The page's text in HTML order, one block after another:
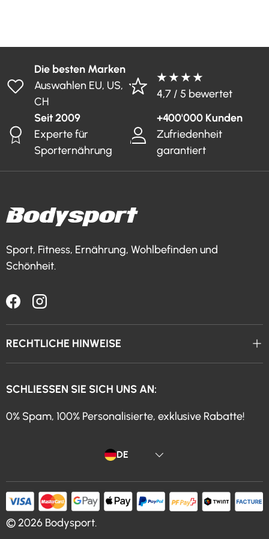
Die besten Marken
Auswahlen EU, US,
CH
★ ★ ★ ★
4,7 / 5 bewertet
Seit 2009
Experte für
Sporternährung
+400'000 Kunden
Zufriedenheit
garantiert
Sport, Fitness, Ernährung, Wohlbefinden und
Schönheit.
FacebookInstagram
RECHTLICHE HINWEISE
SCHLIESSEN SIE SICH UNS AN:
0% Spam, 100% Personalisierte, exklusive Rabatte!
DE
© 2026 Bodysport.